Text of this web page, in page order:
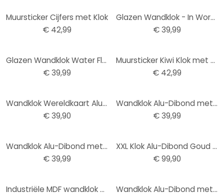
Muursticker Cijfers met Klok
€ 42,99
Glazen Wandklok - In Words
€ 39,99
Glazen Wandklok Water Flow
€ 39,99
Muursticker Kiwi Klok met Uurwerk
€ 42,99
Wandklok Wereldkaart Alu-Dibond Goud effect Ø 28 cm
€ 39,90
Wandklok Alu-Dibond met Zilvereffect Thailand Boeddha
€ 39,99
Wandklok Alu-Dibond met Goudeffect Koffieuiltje
€ 39,99
XXL Klok Alu-Dibond Goud Ø 70 cm
€ 99,90
Industriële MDF wandklok met Afmeting grijze cijfers Ø50cm
Wandklok Alu-Dibond met Goudeffect Rond met Dots